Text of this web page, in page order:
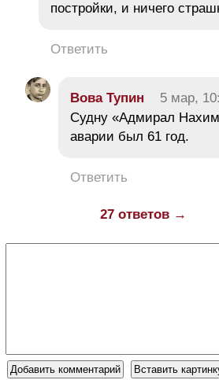
постройки, и ничего
Ответить
Вова Тупин 5 мар,
Судну «Адмирал
аварии был 61 год.
Ответить
27 ответов →